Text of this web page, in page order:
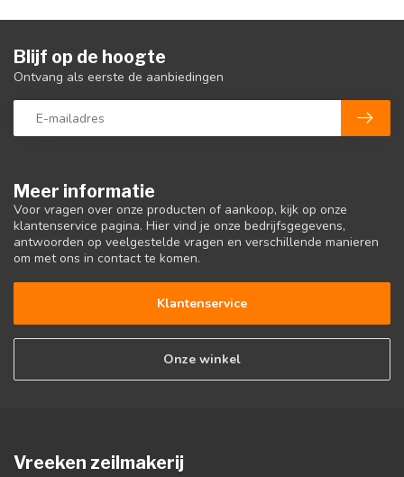
Meer informatie
Voor vragen over onze producten of aankoop, kijk op onze
klantenservice pagina. Hier vind je onze bedrijfsgegevens,
antwoorden op veelgestelde vragen en verschillende manieren
om met ons in contact te komen.
Klantenservice
Onze winkel
Blijf op de hoogte
Ontvang als eerste de aanbiedingen
Vreeken zeilmakerij